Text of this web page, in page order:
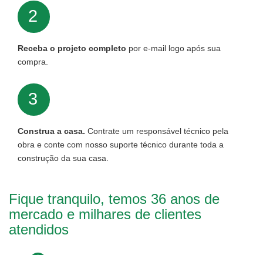
2
Receba o projeto completo por e-mail logo após sua
compra.
3
Construa a casa. Contrate um responsável técnico pela
obra e conte com nosso suporte técnico durante toda a
construção da sua casa.
Fique tranquilo, temos 36 anos de
mercado e milhares de clientes
atendidos